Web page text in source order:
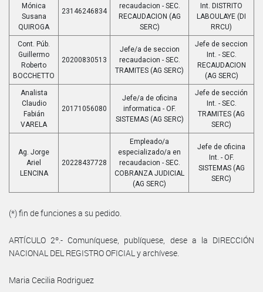
Mónica
Susana
QUIROGA
23146246834
recaudacion - SEC.
RECAUDACION (AG
SERC)
Int. DISTRITO
LABOULAYE (DI
RRCU)
Cont. Púb.
Guillermo
Roberto
BOCCHETTO
20200830513
Jefe/a de seccion
recaudacion - SEC.
TRAMITES (AG SERC)
Jefe de seccion
Int. - SEC.
RECAUDACION
(AG SERC)
Analista
Claudio
Fabián
VARELA
20171056080
Jefe/a de oficina
informatica - OF.
SISTEMAS (AG SERC)
Jefe de sección
Int. - SEC.
TRAMITES (AG
SERC)
Ag. Jorge
Ariel
LENCINA
20228437728
Empleado/a
especializado/a en
recaudacion - SEC.
COBRANZA JUDICIAL
(AG SERC)
Jefe de oficina
Int. - OF.
SISTEMAS (AG
SERC)
(*) fin de funciones a su pedido.
ARTÍCULO 2º.- Comuníquese, publíquese, dese a la DIRECCIÓN
NACIONAL DEL REGISTRO OFICIAL y archívese.
Maria Cecilia Rodriguez